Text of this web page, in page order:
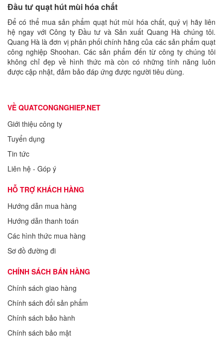
Đầu tư quạt hút mùi hóa chất
Để có thể mua sản phẩm quạt hút mùi hóa chất, quý vị hãy liên
hệ ngay với Công ty Đầu tư và Sản xuất Quang Hà chúng tôi.
Quang Hà là đơn vị phân phối chính hãng của các sản phẩm quạt
công nghiệp Shoohan. Các sản phẩm đến từ công ty chúng tôi
không chỉ đẹp về hình thức mà còn có những tính năng luôn
được cập nhật, đảm bảo đáp ứng được người tiêu dùng.
VỀ QUATCONGNGHIEP.NET
Giới thiệu công ty
Tuyển dụng
Tin tức
Liên hệ - Góp ý
HỖ TRỢ KHÁCH HÀNG
Hướng dẫn mua hàng
Hướng dẫn thanh toán
Các hình thức mua hàng
Sơ đồ đường đi
CHÍNH SÁCH BÁN HÀNG
Chính sách giao hàng
Chính sách đổi sản phẩm
Chính sách bảo hành
Chính sách bảo mật